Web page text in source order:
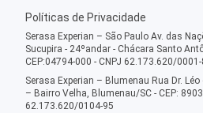
Políticas de Privacidade
Serasa Experian – São Paulo Av. das
Sucupira - 24ºandar - Chácara Santo
CEP:04794-000 - CNPJ 62.173.620/0001-
Serasa Experian – Blumenau Rua Dr.
– Bairro Velha, Blumenau/SC - CEP:
62.173.620/0104-95